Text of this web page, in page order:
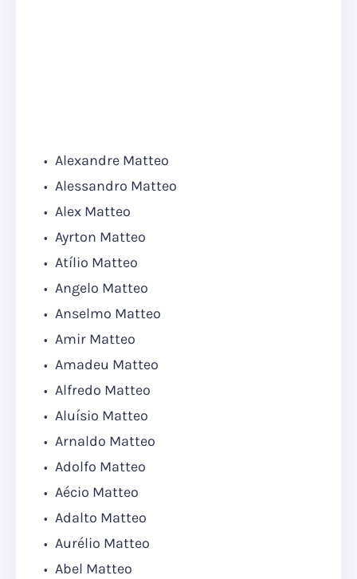
Alexandre Matteo
Alessandro Matteo
Alex Matteo
Ayrton Matteo
Atílio Matteo
Angelo Matteo
Anselmo Matteo
Amir Matteo
Amadeu Matteo
Alfredo Matteo
Aluísio Matteo
Arnaldo Matteo
Adolfo Matteo
Aécio Matteo
Adalto Matteo
Aurélio Matteo
Abel Matteo